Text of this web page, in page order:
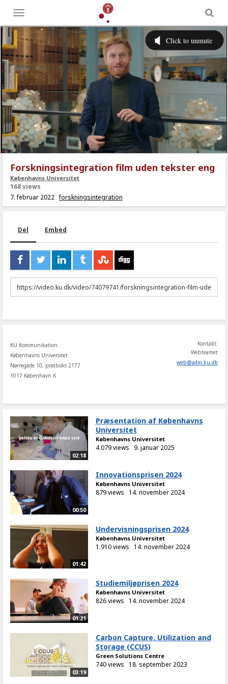
Toggle
menu
Forskningsintegration film uden tekster eng
Københavns Universitet
168 views
7. februar 2022 forskningsintegration
Del Embed
URL
to
KU Kommunikation
Københavns Universitet
Nørregade 10, postboks 2177
1017 København K
Kontakt:
Webteamet
web@adm.ku.dk
02:18
Præsentation af Københavns
Universitet
Københavns Universitet
4.079 views 9. januar 2025
00:50
Innovationsprisen 2024
Københavns Universitet
879 views 14. november 2024
01:42
Undervisningsprisen 2024
Københavns Universitet
1.910 views 14. november 2024
01:21
Studiemiljøprisen 2024
Københavns Universitet
826 views 14. november 2024
03:19
Carbon Capture, Utilization and
Storage (CCUS)
Green Solutions Centre
740 views 18. september 2023